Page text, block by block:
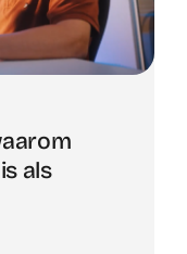
als